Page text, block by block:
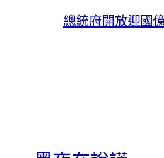
總統府開放迎國